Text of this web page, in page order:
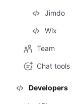
Jimdo
Wix
Team
Chat tools
Developers